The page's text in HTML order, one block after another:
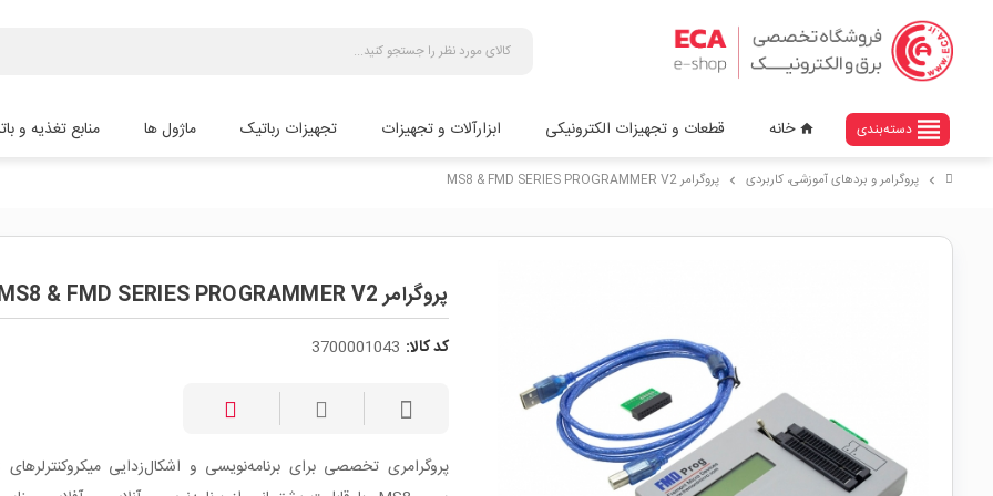
view_headline دسته‌بندی home خانه قطعات و تجهیزات الکترونیکی ابزارآلات و تجهیزات تجهیزات رباتیک ماژول ها منابع تغذیه و
chevron_right پروگرامر و بردهای آموزشی، کاربردی chevron_right پروگرامر MS8 & FMD SERIES PROGRAMMER V2
پروگرامر MS8 & FMD SERIES PROGRAMMER V2
کد کالا: 3700001043